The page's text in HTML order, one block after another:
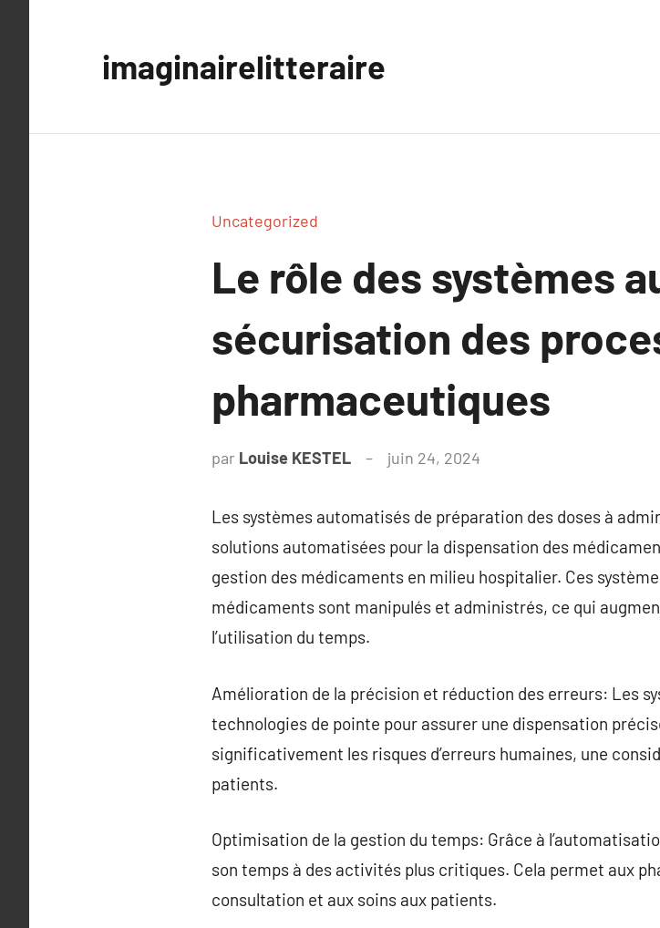
imaginairelitteraire
Uncategorized
Le rôle des systèmes
sécurisation des
pharmaceutiques
par Louise KESTEL juin 24, 2024
Les systèmes automatisés de préparation des doses à
solutions automatisées pour la dispensation des
gestion des médicaments en milieu hospitalier. Ces
médicaments sont manipulés et administrés, ce qui
l’utilisation du temps.
Amélioration de la précision et réduction des erreurs: Les
technologies de pointe pour assurer une dispensation
significativement les risques d’erreurs humaines, une
patients.
Optimisation de la gestion du temps: Grâce à
son temps à des activités plus critiques. Cela permet aux
consultation et aux soins aux patients.